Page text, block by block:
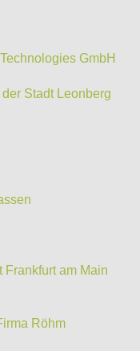
GmbH
Stadt Leonberg
Frankfurt am Main
Röhm